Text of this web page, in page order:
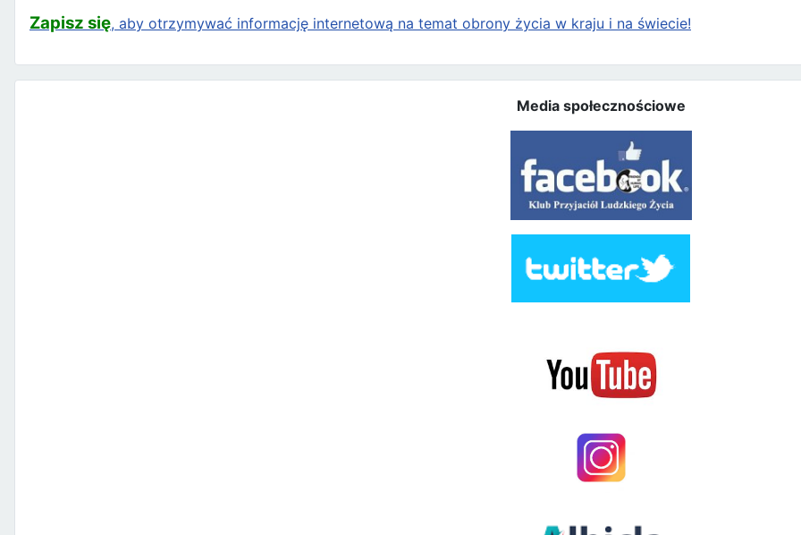
Zapisz się, aby otrzymywać informację internetową na temat obrony życia w kraju i na świecie!
Media społecznościowe